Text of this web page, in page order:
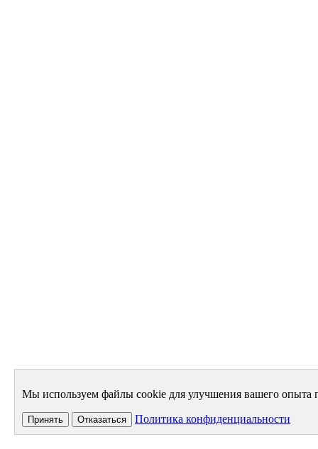
Мы используем файлы cookie для улучшения вашего опыта
Принять Отказаться Политика конфиденциальности